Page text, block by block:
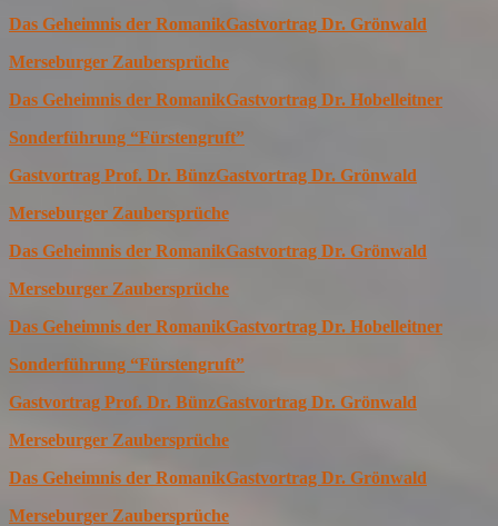
Das Geheimnis der RomanikGastvortrag Dr. Grönwald
Merseburger Zaubersprüche
Das Geheimnis der RomanikGastvortrag Dr. Hobelleitner
Sonderführung “Fürstengruft”
Gastvortrag Prof. Dr. BünzGastvortrag Dr. Grönwald
Merseburger Zaubersprüche
Das Geheimnis der RomanikGastvortrag Dr. Grönwald
Merseburger Zaubersprüche
Das Geheimnis der RomanikGastvortrag Dr. Hobelleitner
Sonderführung “Fürstengruft”
Gastvortrag Prof. Dr. BünzGastvortrag Dr. Grönwald
Merseburger Zaubersprüche
Das Geheimnis der RomanikGastvortrag Dr. Grönwald
Merseburger Zaubersprüche